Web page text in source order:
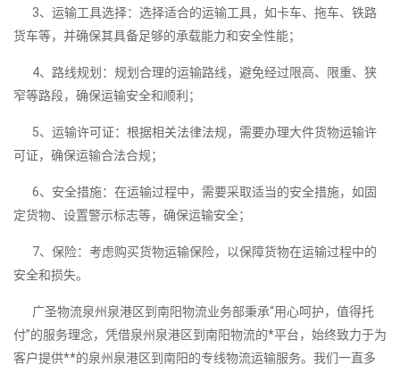
3、运输工具选择：选择适合的运输工具，如卡车、拖车、铁路
货车等，并确保其具备足够的承载能力和安全性能；
4、路线规划：规划合理的运输路线，避免经过限高、限重、狭
窄等路段，确保运输安全和顺利；
5、运输许可证：根据相关法律法规，需要办理大件货物运输许
可证，确保运输合法合规；
6、安全措施：在运输过程中，需要采取适当的安全措施，如固
定货物、设置警示标志等，确保运输安全；
7、保险：考虑购买货物运输保险，以保障货物在运输过程中的
安全和损失。
广圣物流泉州泉港区到南阳物流业务部秉承“用心呵护，值得托
付”的服务理念，凭借泉州泉港区到南阳物流的*平台，始终致力于为
客户提供**的泉州泉港区到南阳的专线物流运输服务。我们一直多